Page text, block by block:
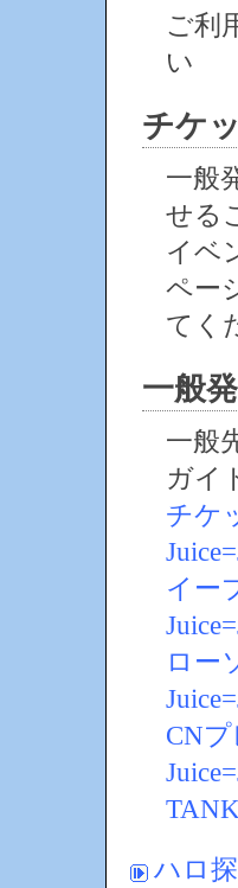
ご利
い
チケ
一般
せる
イベ
ペー
てく
一般
一般
ガイ
チケ
イー
ロー
CN
ハロ